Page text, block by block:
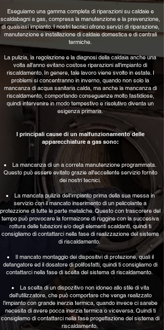
Eseguiamo una gamma completa di riparazioni su caldaie e
scaldabagni a gas, compresa la manutenzione e la prevenzione,
di qualsiasi impianto. I nostri tecnici ofrono servizi di riparazione,
manutenzione e installazione di caldaie domestica e di centrali
termiche.
La pulizia, la regolazione e la diagnosi della caldaia anche una
volta all'anno evitano costose riparazioni all'impianto di
riscaldamento. In genere, tale lavoro viene svolto in estate. I
problemi si concentranno in inverno, quando non solo la
mancanza di acqua sanitaria calda, ma anche la mancanza di
riscaldamento, comportando conseguenze molto fastidiose,
quindi intervenire in modo tempestivo e risolutivo diventa un
esigenza primaria.
I principali cause di un malfunzionamento delle
apparecchiature a gas sono:
La mancanza di un a correta manutenzione programmata.
Questo può essere evitato grazie all'eccellente servizio fornito
dei nostri tecnici.
La mancata pulizia dell'impianto prima della sua messa in
servizio con il mancato inserimento di un pelicolante a
protezzione di tutte le parte metaliche. Questo con trascorere del
tempo può provocare la formaizone di ruggine con la succesiva
rottura delle tubazioni e/o degli elementi scaldanti, quindi ti
consigliamo di contattarci nella fase di realizzazione del sistema
di riscaldamento.
Il mancato montaggio dei dispositivi di protezione, quali il
defangatore ed il dosatore di polifosfatti, quindi ti consigliamo di
contattarci nella fase di scelta del sistema di riscaldamento.
La scelta di un dispozitivo non idoneo allo stile di vita
dell'utilizzatore, che può comportare che venga realizzato
l'impianto con grande inerzia termica, quando invece ci sarebe
necesita di avere pocca inerzia termica o viceversa. Quindi ti
consigliamo di contattarci nella fase progettazione del sistema di
riscaldamento.